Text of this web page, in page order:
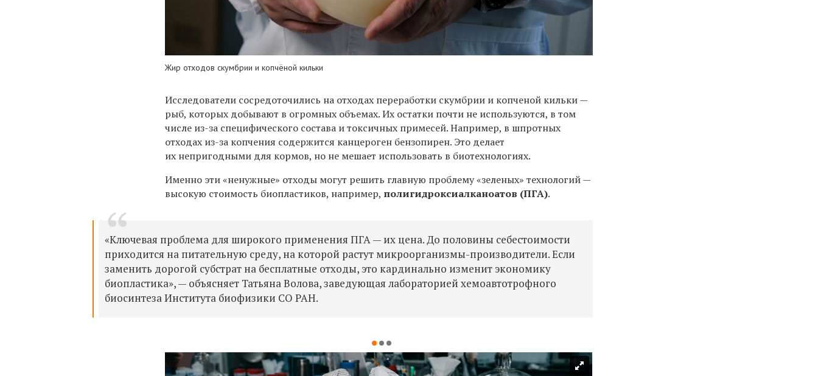
Жир отходов скумбрии и копчёной кильки
Исследователи сосредоточились на отходах переработки скумбрии и копченой кильки —
рыб, которых добывают в огромных объемах. Их остатки почти не используются, в том
числе из-за специфического состава и токсичных примесей. Например, в шпротных
отходах из-за копчения содержится канцероген бензопирен. Это делает
их непригодными для кормов, но не мешает использовать в биотехнологиях.
Именно эти «ненужные» отходы могут решить главную проблему «зеленых» технологий —
высокую стоимость биопластиков, например, полигидроксиалканоатов (ПГА).
«Ключевая проблема для широкого применения ПГА — их цена. До половины себестоимости
приходится на питательную среду, на которой растут микроорганизмы-производители. Если
заменить дорогой субстрат на бесплатные отходы, это кардинально изменит экономику
биопластика», — объясняет Татьяна Волова, заведующая лабораторией хемоавтотрофного
биосинтеза Института биофизики СО РАН.